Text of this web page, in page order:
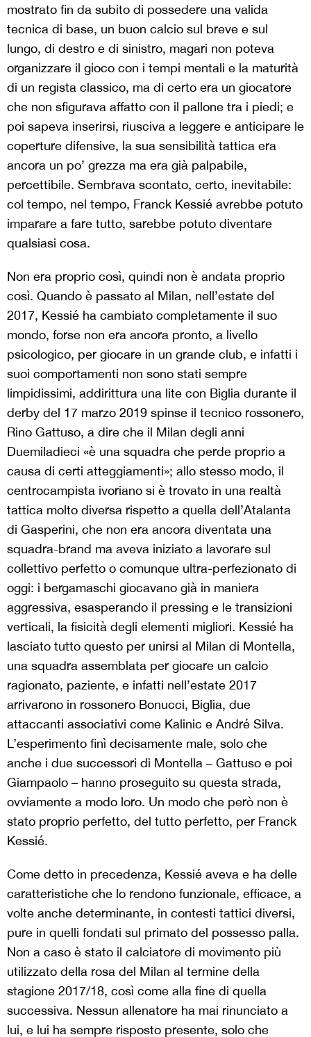
mostrato fin da subito di possedere una valida
tecnica di base, un buon calcio sul breve e sul
lungo, di destro e di sinistro, magari non poteva
organizzare il gioco con i tempi mentali e la maturità
di un regista classico, ma di certo era un giocatore
che non sfigurava affatto con il pallone tra i piedi; e
poi sapeva inserirsi, riusciva a leggere e anticipare le
coperture difensive, la sua sensibilità tattica era
ancora un po’ grezza ma era già palpabile,
percettibile. Sembrava scontato, certo, inevitabile:
col tempo, nel tempo, Franck Kessié avrebbe potuto
imparare a fare tutto, sarebbe potuto diventare
qualsiasi cosa.
Non era proprio così, quindi non è andata proprio
così. Quando è passato al Milan, nell’estate del
2017, Kessié ha cambiato completamente il suo
mondo, forse non era ancora pronto, a livello
psicologico, per giocare in un grande club, e infatti i
suoi comportamenti non sono stati sempre
limpidissimi, addirittura una lite con Biglia durante il
derby del 17 marzo 2019 spinse il tecnico rossonero,
Rino Gattuso, a dire che il Milan degli anni
Duemiladieci «è una squadra che perde proprio a
causa di certi atteggiamenti»; allo stesso modo, il
centrocampista ivoriano si è trovato in una realtà
tattica molto diversa rispetto a quella dell’Atalanta
di Gasperini, che non era ancora diventata una
squadra-brand ma aveva iniziato a lavorare sul
collettivo perfetto o comunque ultra-perfezionato di
oggi: i bergamaschi giocavano già in maniera
aggressiva, esasperando il pressing e le transizioni
verticali, la fisicità degli elementi migliori. Kessié ha
lasciato tutto questo per unirsi al Milan di Montella,
una squadra assemblata per giocare un calcio
ragionato, paziente, e infatti nell’estate 2017
arrivarono in rossonero Bonucci, Biglia, due
attaccanti associativi come Kalinic e André Silva.
L’esperimento finì decisamente male, solo che
anche i due successori di Montella – Gattuso e poi
Giampaolo – hanno proseguito su questa strada,
ovviamente a modo loro. Un modo che però non è
stato proprio perfetto, del tutto perfetto, per Franck
Kessié.
Come detto in precedenza, Kessié aveva e ha delle
caratteristiche che lo rendono funzionale, efficace, a
volte anche determinante, in contesti tattici diversi,
pure in quelli fondati sul primato del possesso palla.
Non a caso è stato il calciatore di movimento più
utilizzato della rosa del Milan al termine della
stagione 2017/18, così come alla fine di quella
successiva. Nessun allenatore ha mai rinunciato a
lui, e lui ha sempre risposto presente, solo che